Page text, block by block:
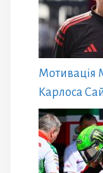
Мотивація
Карлоса